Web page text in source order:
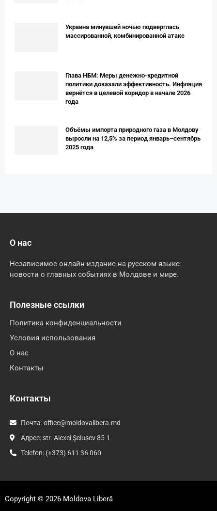
Украина минувшей ночью подверглась
массированной, комбинированной атаке
Глава НБМ: Меры денежно-кредитной
политики доказали эффективность. Инфляция
вернётся в целевой коридор в начале 2026
года
Объёмы импорта природного газа в Молдову
выросли на 12,5% за период январь–сентябрь
2025 года
О нас
Независимое онлайн-издание на русском языке:
новости о главных событиях в Молдове и мире.
Полезные ссылки
Политика конфиденциальности
Условия использования
О нас
Контакты
Контакты
Почта:office@moldovalibera.md
Адрес: str. Alexei Şciusev 85-1
Telefon: (+373) 611 36 060
Copyright © 2026 Moldova Liberă